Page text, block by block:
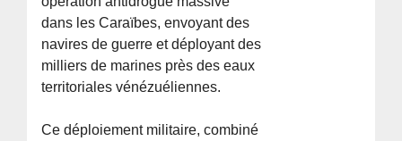
dans les Caraïbes, envoyant des
navires de guerre et déployant des
milliers de marines près des eaux
territoriales vénézuéliennes.
Ce déploiement militaire, combiné